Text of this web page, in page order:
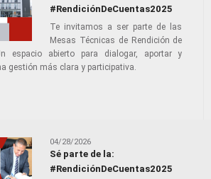
#RendiciónDeCuentas2025
Te invitamos a ser parte de las
Mesas Técnicas de Rendición de
espacio abierto para dialogar, aportar y
gestión más clara y participativa.
04/28/2026
Sé parte de la:
#RendiciónDeCuentas2025